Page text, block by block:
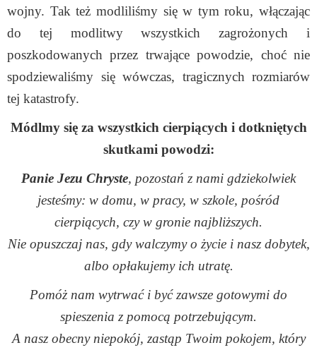
wojny. Tak też modliliśmy się w tym roku, włączając
do tej modlitwy wszystkich zagrożonych i
poszkodowanych przez trwające powodzie, choć nie
spodziewaliśmy się wówczas, tragicznych rozmiarów
tej katastrofy.
Módlmy się za wszystkich cierpiących i dotkniętych
skutkami powodzi:
Panie Jezu Chryste, pozostań z nami gdziekolwiek
jesteśmy: w domu, w pracy, w szkole, pośród
cierpiących, czy w gronie najbliższych.
Nie opuszczaj nas, gdy walczymy o życie i nasz dobytek,
albo opłakujemy ich utratę.
Pomóż nam wytrwać i być zawsze gotowymi do
spieszenia z pomocą potrzebującym.
A nasz obecny niepokój, zastąp Twoim pokojem, który